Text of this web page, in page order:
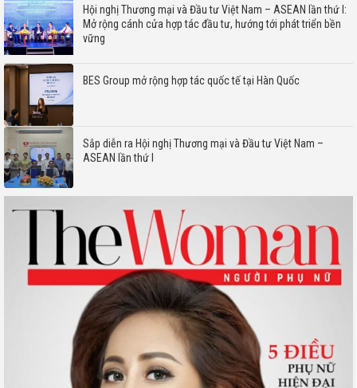
Hội nghị Thương mại và Đầu tư Việt Nam – ASEAN lần thứ I:
Mở rộng cánh cửa hợp tác đầu tư, hướng tới phát triển bền
vững
BES Group mở rộng hợp tác quốc tế tại Hàn Quốc
Sắp diễn ra Hội nghị Thương mại và Đầu tư Việt Nam –
ASEAN lần thứ I